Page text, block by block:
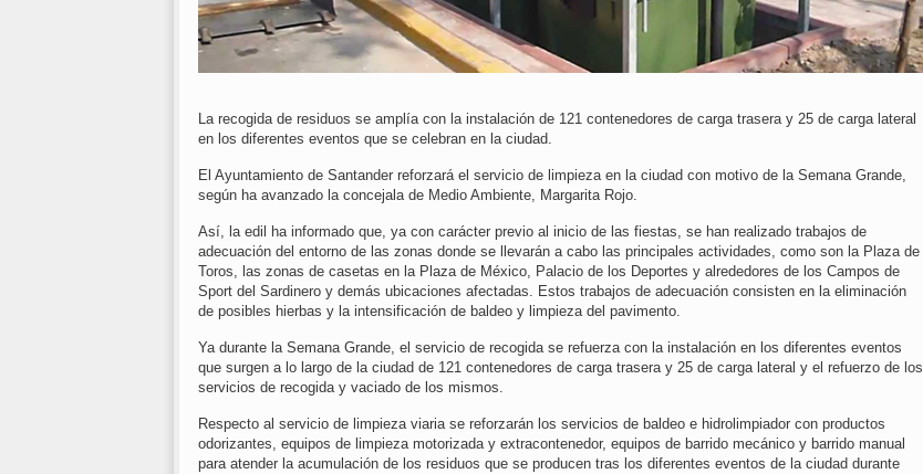
La recogida de residuos se amplía con la instalación de 121 contenedores de carga trasera y 25 de carga lateral
en los diferentes eventos que se celebran en la ciudad.
El Ayuntamiento de Santander reforzará el servicio de limpieza en la ciudad con motivo de la Semana Grande,
según ha avanzado la concejala de Medio Ambiente, Margarita Rojo.
Así, la edil ha informado que, ya con carácter previo al inicio de las fiestas, se han realizado trabajos de
adecuación del entorno de las zonas donde se llevarán a cabo las principales actividades, como son la Plaza de
Toros, las zonas de casetas en la Plaza de México, Palacio de los Deportes y alrededores de los Campos de
Sport del Sardinero y demás ubicaciones afectadas. Estos trabajos de adecuación consisten en la eliminación
de posibles hierbas y la intensificación de baldeo y limpieza del pavimento.
Ya durante la Semana Grande, el servicio de recogida se refuerza con la instalación en los diferentes eventos
que surgen a lo largo de la ciudad de 121 contenedores de carga trasera y 25 de carga lateral y el refuerzo de los
servicios de recogida y vaciado de los mismos.
Respecto al servicio de limpieza viaria se reforzarán los servicios de baldeo e hidrolimpiador con productos
odorizantes, equipos de limpieza motorizada y extracontenedor, equipos de barrido mecánico y barrido manual
para atender la acumulación de los residuos que se producen tras los diferentes eventos de la ciudad durante